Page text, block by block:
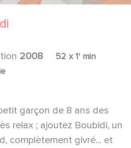
2008
52 x 1' min
garçon de 8 ans des
relax ; ajoutez Boubidi, un
complètement givré... et